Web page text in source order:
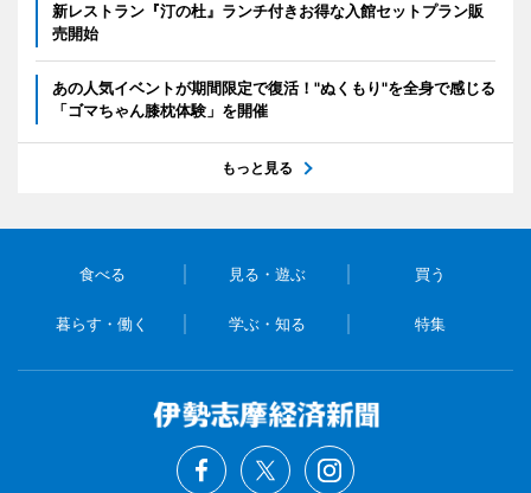
新レストラン『汀の杜』ランチ付きお得な入館セットプラン販
売開始
あの人気イベントが期間限定で復活！"ぬくもり"を全身で感じる
「ゴマちゃん膝枕体験」を開催
もっと見る
食べる 見る・遊ぶ 買う
暮らす・働く 学ぶ・知る 特集